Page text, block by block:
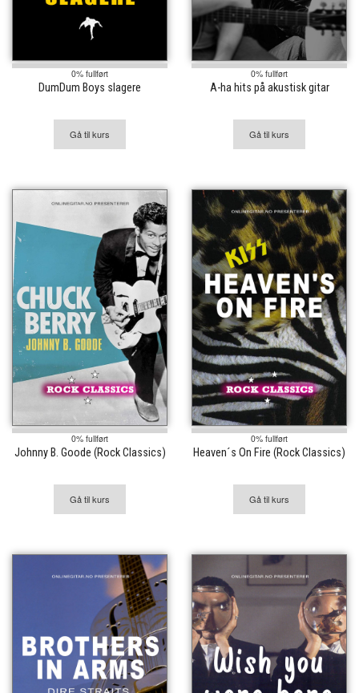
0% fullført
DumDum Boys slagere
Gå til kurs
0% fullført
A-ha hits på akustisk gitar
Gå til kurs
0% fullført
Johnny B. Goode (Rock Classics)
Gå til kurs
0% fullført
Heaven´s On Fire (Rock Classics)
Gå til kurs